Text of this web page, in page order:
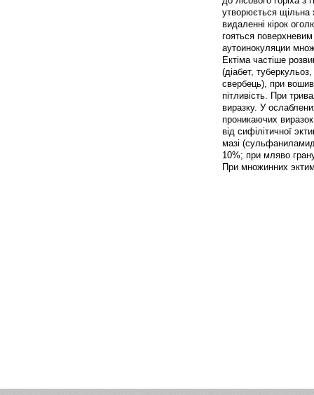
утворюється щільна
видаленні кірок
гояться
аутоинокуляции
Ектіма частіше
(діабет,
свербець), при
пітливість. При
виразку. У
проникаючих
від сифілітичної
мазі
10%; при мляво
При множинних